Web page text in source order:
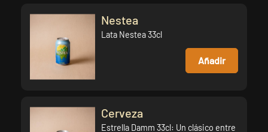
Nestea
Lata Nestea 33cl
Añadir
Cerveza
Estrella Damm 33cl: Un clásico entre